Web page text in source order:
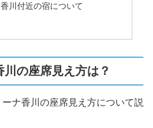
川付近の宿について
の座席見え方は？
ナ香川の座席見え方について説